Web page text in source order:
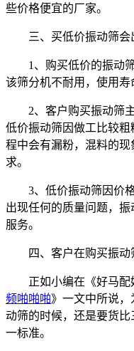
些价格便宜的厂家。
三、买低价振动筛会
1、购买低价的振动筛
该筛分机不耐用，使用寿
2、客户购买振动筛主
低价振动筛因做工比较
程中会有漏粉，混料的
求。
3、低价振动筛因价格
出现任何的质量问题，
服务。
四、客户在购买振动
正如小编在《好马配
频啪啪啪》一文中所说
动筛的时候，还是要货
一标准。